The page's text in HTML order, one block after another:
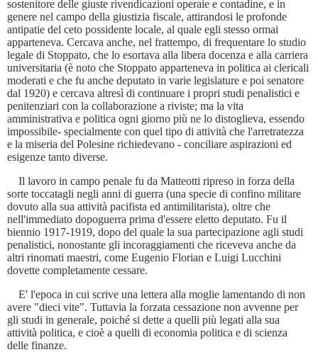
sostenitore delle giuste rivendicazioni operaie e contadine, e in
genere nel campo della giustizia fiscale, attirandosi le profonde
antipatie del ceto possidente locale, al quale egli stesso ormai
apparteneva. Cercava anche, nel frattempo, di frequentare lo studio
legale di Stoppato, che lo esortava alla libera docenza e alla carriera
universitaria (è noto che Stoppato apparteneva in politica ai clericali
moderati e che fu anche deputato in varie legislature e poi senatore
dal 1920) e cercava altresì di continuare i propri studi penalistici e
penitenziari con la collaborazione a riviste; ma la vita
amministrativa e politica ogni giorno più ne lo distoglieva, essendo
impossibile- specialmente con quel tipo di attività che l'arretratezza
e la miseria del Polesine richiedevano - conciliare aspirazioni ed
esigenze tanto diverse.
Il lavoro in campo penale fu da Matteotti ripreso in forza della
sorte toccatagli negli anni di guerra (una specie di confino militare
dovuto alla sua attività pacifista ed antimilitarista), oltre che
nell'immediato dopoguerra prima d'essere eletto deputato. Fu il
biennio 1917-1919, dopo del quale la sua partecipazione agli studi
penalistici, nonostante gli incoraggiamenti che riceveva anche da
altri rinomati maestri, come Eugenio Florian e Luigi Lucchini
dovette completamente cessare.
E' l'epoca in cui scrive una lettera alla moglie lamentando di non
avere "dieci vite". Tuttavia la forzata cessazione non avvenne per
gli studi in generale, poiché si dette a quelli più legati alla sua
attività politica, e cioè a quelli di economia politica e di scienza
delle finanze.